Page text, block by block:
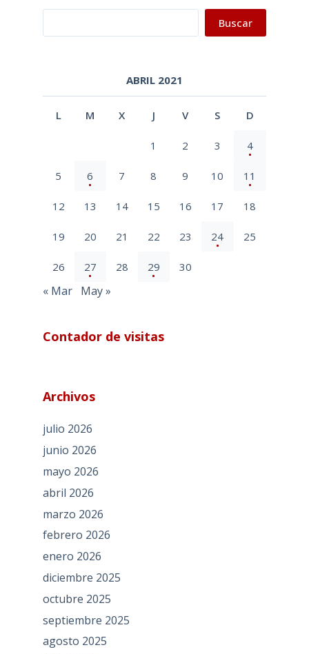
Buscar
ABRIL 2021
L M X J V S D
1 2 3 4
5 6 7 8 9 10 11
12 13 14 15 16 17 18
19 20 21 22 23 24 25
26 27 28 29 30
« Mar May »
Contador de visitas
Archivos
julio 2026
junio 2026
mayo 2026
abril 2026
marzo 2026
febrero 2026
enero 2026
diciembre 2025
octubre 2025
septiembre 2025
agosto 2025